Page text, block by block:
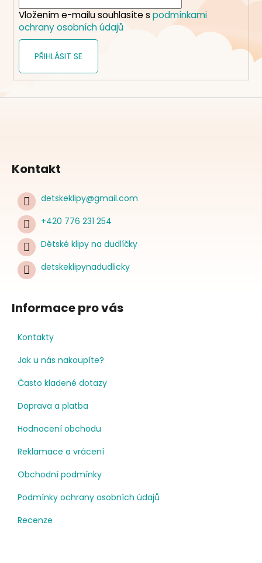
Vložením e-mailu souhlasíte s podmínkami
ochrany osobních údajů
PŘIHLÁSIT SE
Kontakt
detskeklipy@gmail.com
+420 776 231 254
Dětské klipy na dudlíčky
detskeklipynadudlicky
Informace pro vás
Kontakty
Jak u nás nakoupíte?
Často kladené dotazy
Doprava a platba
Hodnocení obchodu
Reklamace a vrácení
Obchodní podmínky
Podmínky ochrany osobních údajů
Recenze